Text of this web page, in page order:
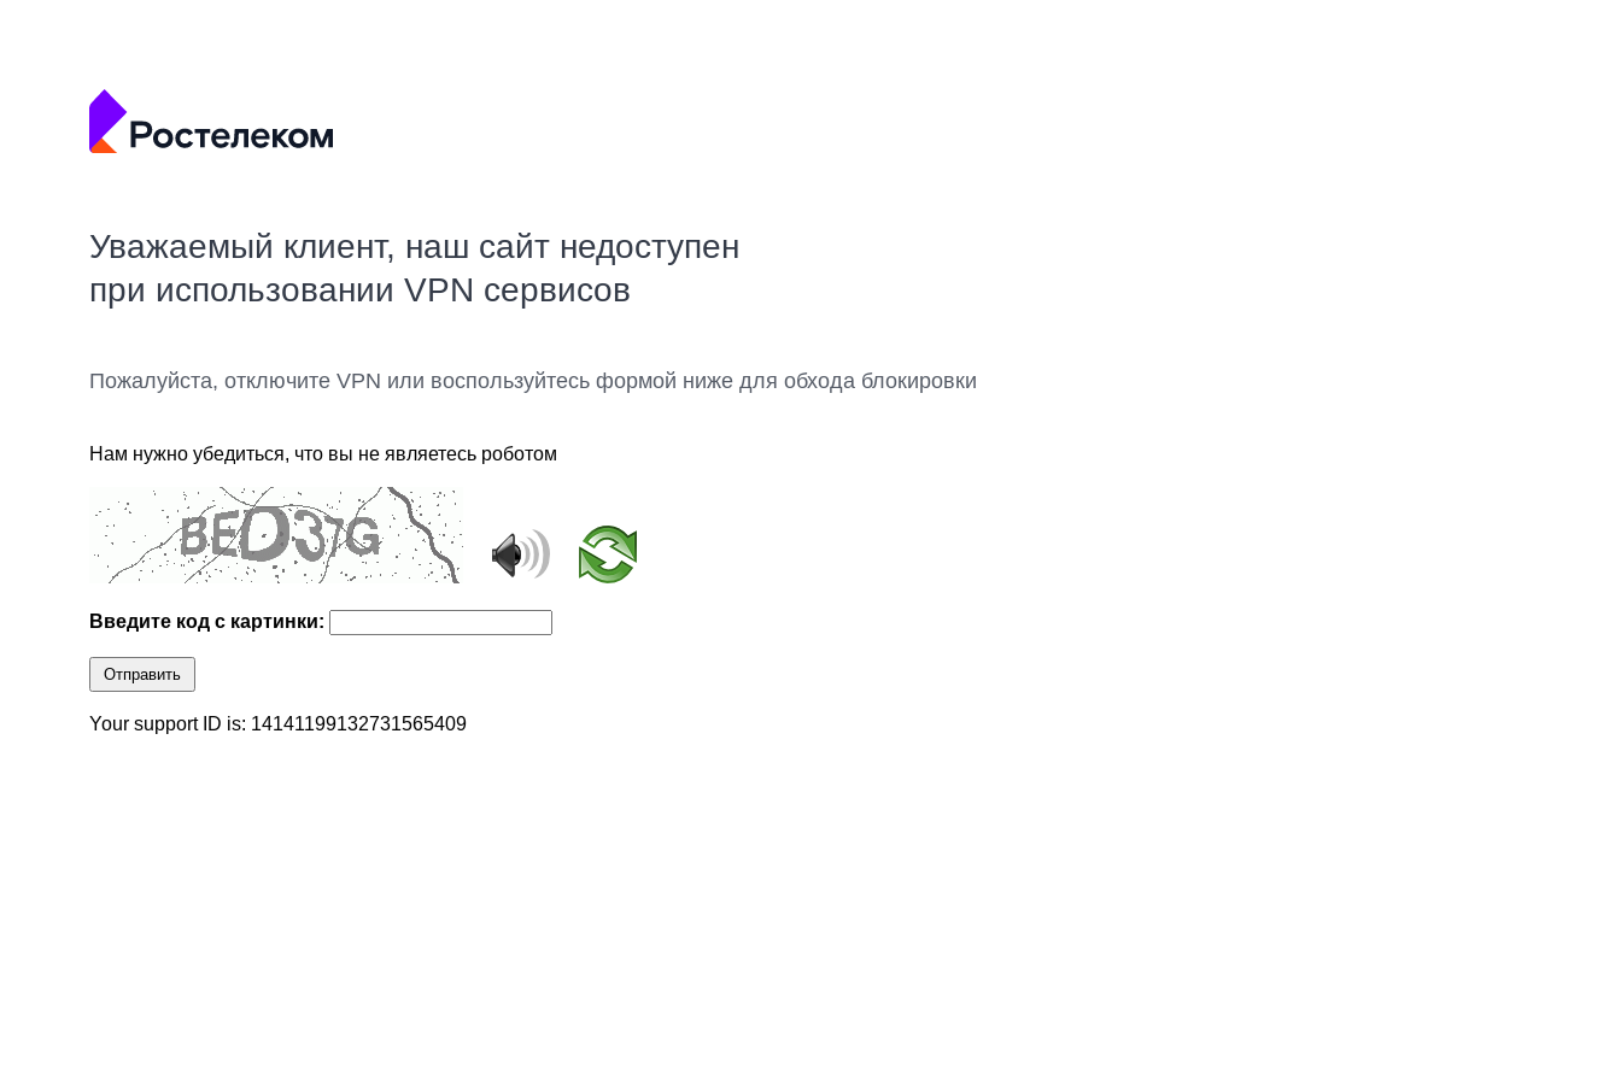
Уважаемый клиент, наш сайт недоступен
при использовании VPN сервисов
Пожалуйста, отключите VPN или воспользуйтесь формой ниже для обхода блокировки
Нам нужно убедиться, что вы не являетесь роботом
Введите код с картинки:
Отправить
Your support ID is: 14141199132731565409